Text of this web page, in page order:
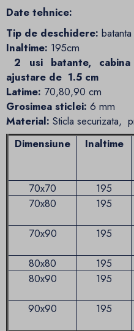
Date tehnice:
Tip de deschidere:
Inaltime: 195cm
2 usi batante,
ajustare de 1.5 cm
Latime: 70,80,90 cm
Grosimea sticlei: 6 mm
Material: Sticla securizata,
Dimensiune
Inaltime
70x70
195
70x80
195
70x90 195
80x80 195
80x90
195
90x90 195